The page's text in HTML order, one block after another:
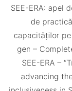
SEE-ERA: apel
de
capacităților
gen –
SEE-ERA –
advancing